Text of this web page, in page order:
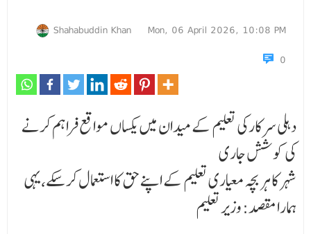
Shahabuddin Khan
Mon, 06 April 2026, 10:08 PM
0
دہلی سرکارکی تعلیم کے میدان میں یکساں مواقع فراہم کرنے
کی کوشش جاری
شہر کا ہر بچہ معیاری تعلیم کے اپنے حق کا استعمال کر سکے،یہی
ہمارا مقصد: وزیر تعلیم